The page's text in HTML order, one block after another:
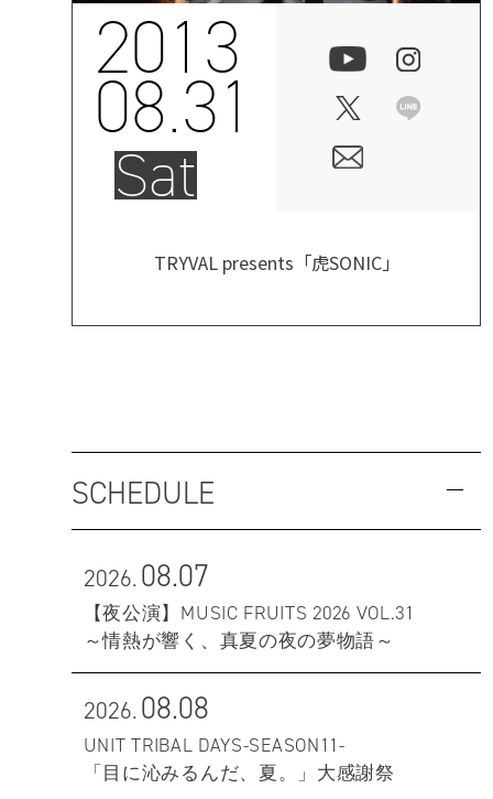
2013
08.31
Sat
TRYVAL presents「虎SONIC」
SCHEDULE
2026.08.07
【夜公演】MUSIC FRUITS 2026 VOL.31
～情熱が響く、真夏の夜の夢物語～
2026.08.08
UNIT TRIBAL DAYS-SEASON11-
「目に沁みるんだ、夏。」大感謝祭